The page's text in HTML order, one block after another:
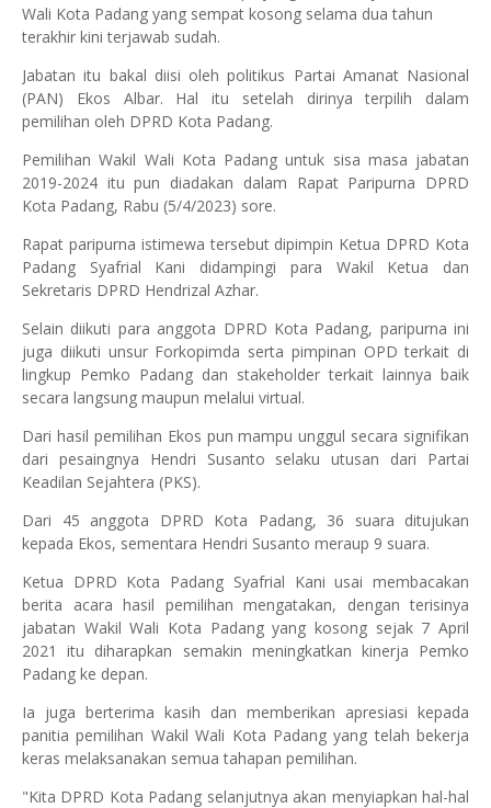
Wali Kota Padang yang sempat kosong selama dua tahun
terakhir kini terjawab sudah.
Jabatan itu bakal diisi oleh politikus Partai Amanat Nasional
(PAN) Ekos Albar. Hal itu setelah dirinya terpilih dalam
pemilihan oleh DPRD Kota Padang.
Pemilihan Wakil Wali Kota Padang untuk sisa masa jabatan
2019-2024 itu pun diadakan dalam Rapat Paripurna DPRD
Kota Padang, Rabu (5/4/2023) sore.
Rapat paripurna istimewa tersebut dipimpin Ketua DPRD Kota
Padang Syafrial Kani didampingi para Wakil Ketua dan
Sekretaris DPRD Hendrizal Azhar.
Selain diikuti para anggota DPRD Kota Padang, paripurna ini
juga diikuti unsur Forkopimda serta pimpinan OPD terkait di
lingkup Pemko Padang dan stakeholder terkait lainnya baik
secara langsung maupun melalui virtual.
Dari hasil pemilihan Ekos pun mampu unggul secara signifikan
dari pesaingnya Hendri Susanto selaku utusan dari Partai
Keadilan Sejahtera (PKS).
Dari 45 anggota DPRD Kota Padang, 36 suara ditujukan
kepada Ekos, sementara Hendri Susanto meraup 9 suara.
Ketua DPRD Kota Padang Syafrial Kani usai membacakan
berita acara hasil pemilihan mengatakan, dengan terisinya
jabatan Wakil Wali Kota Padang yang kosong sejak 7 April
2021 itu diharapkan semakin meningkatkan kinerja Pemko
Padang ke depan.
Ia juga berterima kasih dan memberikan apresiasi kepada
panitia pemilihan Wakil Wali Kota Padang yang telah bekerja
keras melaksanakan semua tahapan pemilihan.
"Kita DPRD Kota Padang selanjutnya akan menyiapkan hal-hal